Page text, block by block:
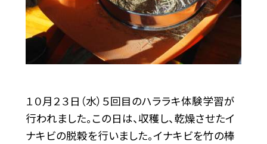
１０月２３日（水）５回目のハララキ体験学習が
行われました。この日は、収穫し、乾燥させたイ
ナキビの脱穀を行いました。イナキビを竹の棒